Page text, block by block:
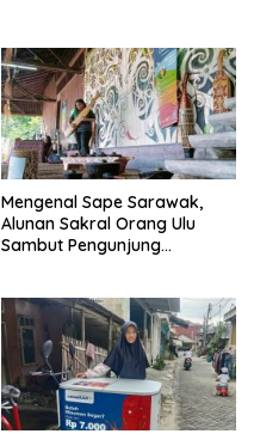
Mengenal Sape Sarawak,
Alunan Sakral Orang Ulu
Sambut Pengunjung